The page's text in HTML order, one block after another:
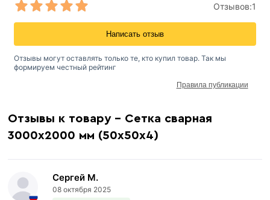
Отзывы к товару - Сетка сварная
3000х2000 мм (50х50х4)
Сергей М.
08 октября 2025
Отзывов:1
Написать отзыв
Отзывы могут оставлять только те, кто купил товар. Так мы
формируем честный рейтинг
Правила публикации